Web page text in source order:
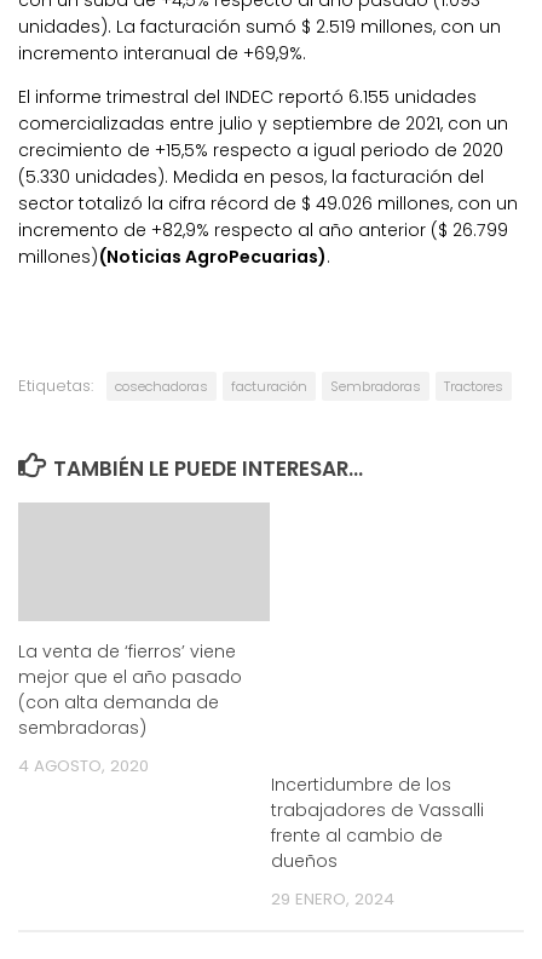
unidades). La facturación sumó $ 2.519 millones, con un
incremento interanual de +69,9%.
El informe trimestral del INDEC reportó 6.155 unidades
comercializadas entre julio y septiembre de 2021, con un
crecimiento de +15,5% respecto a igual periodo de 2020
(5.330 unidades). Medida en pesos, la facturación del
sector totalizó la cifra récord de $ 49.026 millones, con un
incremento de +82,9% respecto al año anterior ($ 26.799
millones)(Noticias AgroPecuarias).
Etiquetas: cosechadoras facturación Sembradoras Tractores
TAMBIÉN LE PUEDE INTERESAR...
La venta de ‘fierros’ viene
mejor que el año pasado
(con alta demanda de
sembradoras)
4 AGOSTO, 2020
Incertidumbre de los
trabajadores de Vassalli
frente al cambio de
dueños
29 ENERO, 2024